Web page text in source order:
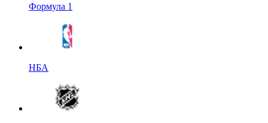
Формула 1
НБА